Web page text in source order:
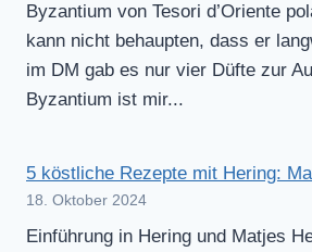
Byzantium von Tesori d’Oriente
kann nicht behaupten, dass er
im DM gab es nur vier Düfte zur
Byzantium ist mir...
5 köstliche Rezepte mit Hering:
18. Oktober 2024
Einführung in Hering und Matjes